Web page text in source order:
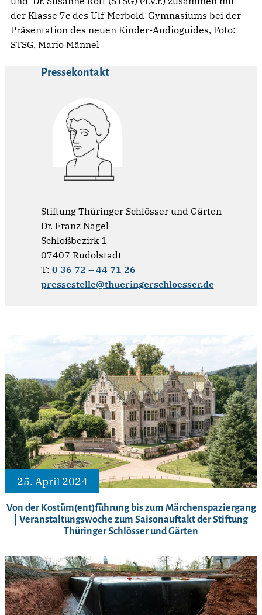
der Klasse 7c des Ulf-Merbold-Gymnasiums bei der
Präsentation des neuen Kinder-Audioguides, Foto:
STSG, Mario Männel
Pressekontakt
Stiftung Thüringer Schlösser und Gärten
Dr. Franz Nagel
Schloßbezirk 1
07407 Rudolstadt
T: 0 36 72 – 44 71 26
pressestelle@thueringerschloesser.de
25. April 2024
Von der Kostüm(ent)führung bis zum Märchenspaziergang
| Veranstaltungswoche zum Saisonauftakt der Stiftung
Thüringer Schlösser und Gärten